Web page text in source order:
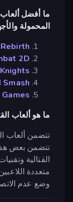
ما أفضل ألعاب
المحمولة
2D
ما هو ألعاب
تتضمن ألعاب
تتضمن بعض
القتالية
متعددة
وضع عدم